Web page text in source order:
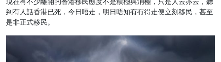
到有人話香港已死，今日唔走，明日唔知有冇得走便立刻移民，甚至
是非正式移民。